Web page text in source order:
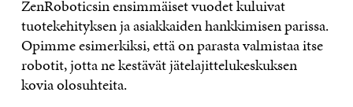
ZenRoboticsin ensimmäiset vuodet kuluivat
tuotekehityksen ja asiakkaiden hankkimisen parissa.
Opimme esimerkiksi, että on parasta valmistaa itse
robotit, jotta ne kestävät jätelajittelukeskuksen
kovia olosuhteita.